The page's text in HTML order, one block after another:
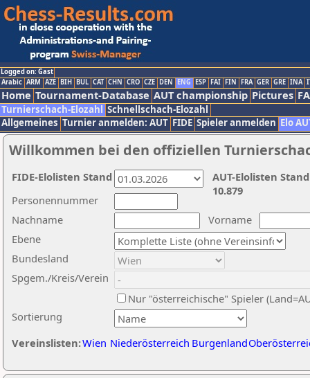
Logged on: Gast
Arabic ARM AZE BIH BUL CAT CHN CRO CZE DEN ENG ESP FAI FIN FRA GER GRE INA
Home Tournament-Database AUT championship Pictures
Turnierschach-Elozahl Schnellschach-Elozahl
Allgemeines Turnier anmelden: AUT FIDE Spieler anmelden Elo
Willkommen bei den offiziellen
Nachname
Vorname
Ebene
Sortierung
Personennummer
Bundesland
Spgem./Kreis/Verein
Nur "österreichische" Spieler
Vereinslisten:Wien Niederösterreich Burgenland
AUT-Elolisten
10.879
FIDE-Elolisten Stand